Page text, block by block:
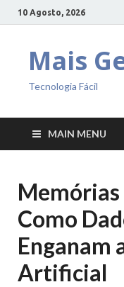
10 Agosto, 2026
Mais
Tecnologia Fácil
MAIN MENU
Memórias
Como
Enganam
Artificial